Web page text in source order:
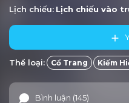
Lịch chiếu: Lịch chiếu vào
Thể loại: Cổ Trang Kiếm
Bình luận (145)